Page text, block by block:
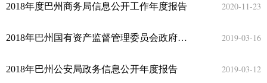
2018年度巴州商务局信息公开工作年度报告 2020-11-23
2018年巴州国有资产监督管理委员会政府信息公开年度报告 2019-03-16
2018年巴州公安局政务信息公开年度报告 2019-03-12